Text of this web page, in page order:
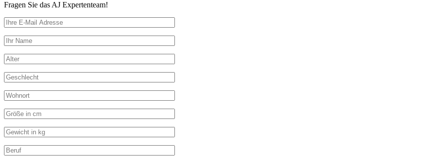
Fragen Sie das AJ Expertenteam!